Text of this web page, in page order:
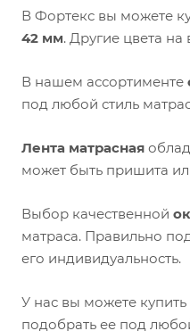
В Фортекс вы можете
42 мм. Другие цвета на
В нашем ассортименте
под любой стиль
Лента матрасная
может быть пришита
Выбор качественной
матраса. Правильно
его индивидуальность.
У нас вы можете
подобрать ее под